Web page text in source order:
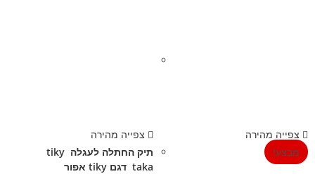
צפייה מהירה
מבצע!
צפייה מהירה
תיק החתלה לעגלה tiky
taka דגם tiky אפור